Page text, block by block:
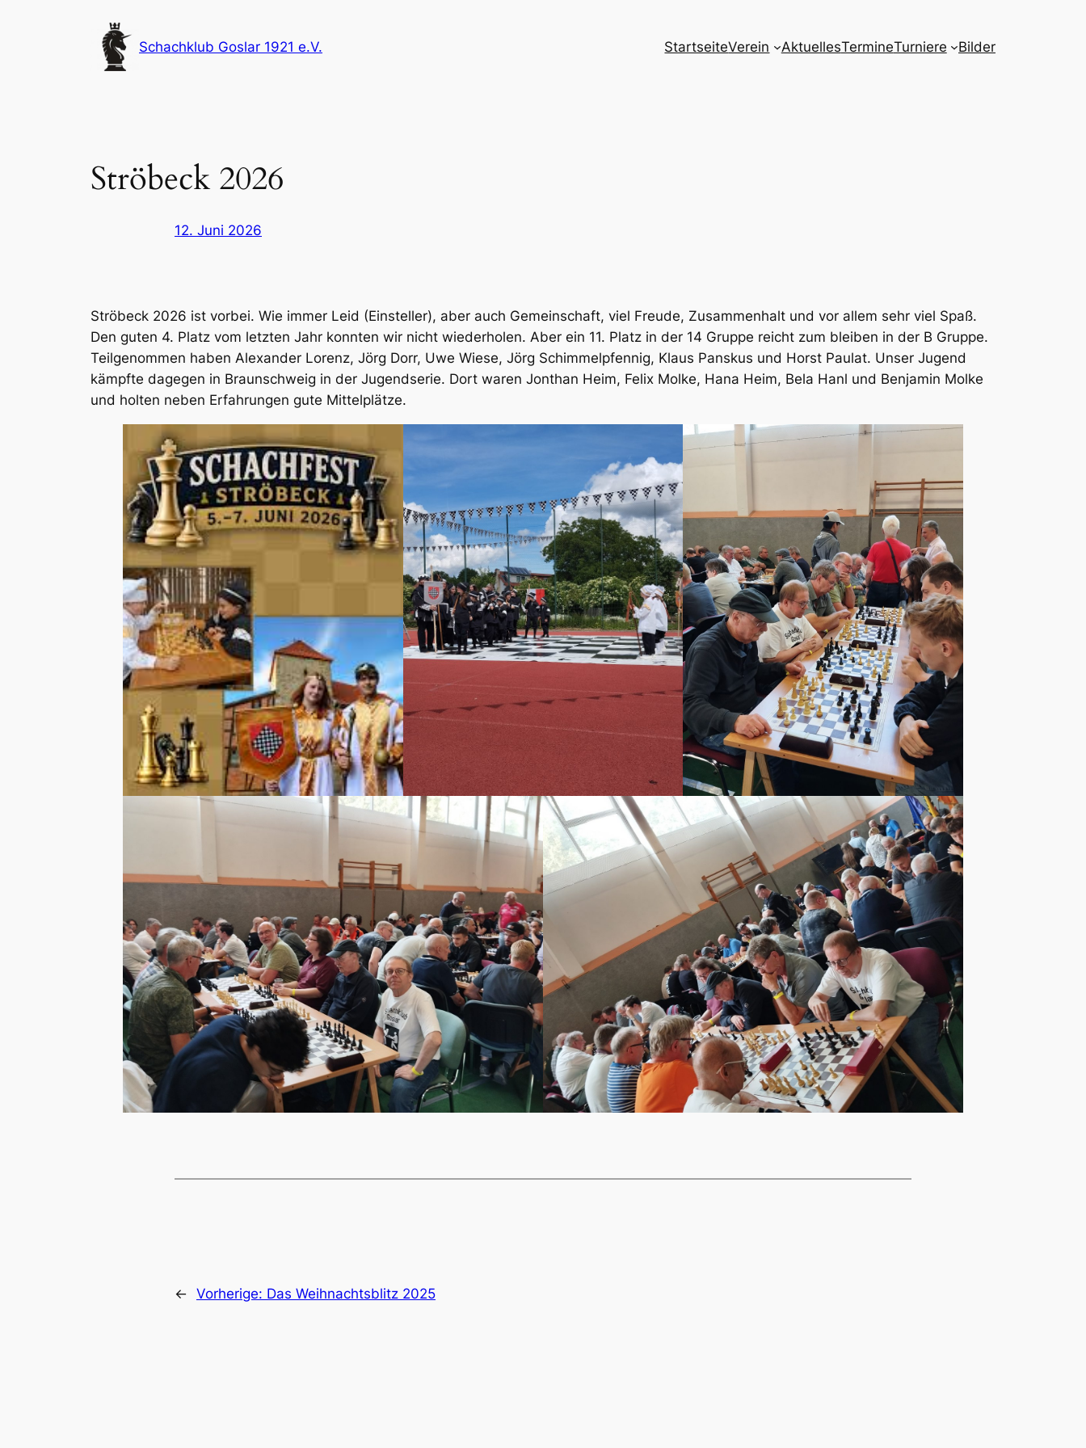
Schachklub Goslar 1921 e.V. StartseiteVerein AktuellesTermineTurniere Bilder
Ströbeck 2026
12. Juni 2026
Ströbeck 2026 ist vorbei. Wie immer Leid (Einsteller), aber auch Gemeinschaft, viel Freude, Zusammenhalt und vor allem sehr viel Spaß.
Den guten 4. Platz vom letzten Jahr konnten wir nicht wiederholen. Aber ein 11. Platz in der 14 Gruppe reicht zum bleiben in der B Gruppe.
Teilgenommen haben Alexander Lorenz, Jörg Dorr, Uwe Wiese, Jörg Schimmelpfennig, Klaus Panskus und Horst Paulat. Unser Jugend
kämpfte dagegen in Braunschweig in der Jugendserie. Dort waren Jonthan Heim, Felix Molke, Hana Heim, Bela Hanl und Benjamin Molke
und holten neben Erfahrungen gute Mittelplätze.
← Vorherige: Das Weihnachtsblitz 2025